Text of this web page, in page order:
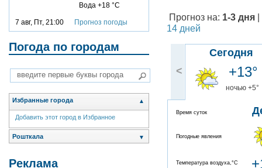
Вода +18 °C
7 авг, Пт, 21:00 Прогноз погоды
Погода по городам
Избранные города ▲
Добавить этот город в Избранное
Рошткала ▼
Реклама
Прогноз на: 1-3 дня
14 дней
<
Сегодня
+13°
ночью +5°
Время суток
Погодные явления
Температура воздуха,°C